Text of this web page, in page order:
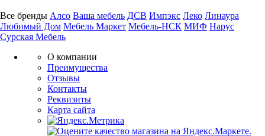
Все бренды Алсо Ваша мебель ДСВ Импэкс Леко Линаура
Любимый Дом Мебель Маркет Мебель-НСК МИФ Нарус
Сурская Мебель
О компании
Преимущества
Отзывы
Контакты
Реквизиты
Карта сайта